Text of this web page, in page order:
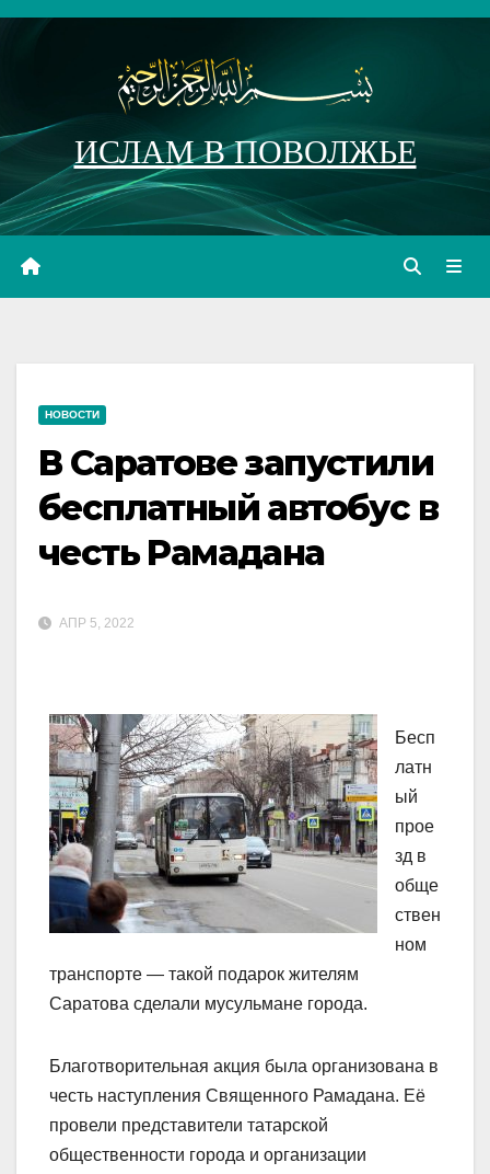
Перейти
ИСЛАМ В ПОВОЛЖЬЕ
НОВОСТИ
В Саратове запустили
бесплатный автобус в
честь Рамадана
АПР 5, 2022
Бесп
латн
ый
прое
зд в
обще
ствен
ном
транспорте — такой подарок жителям
Саратова сделали мусульмане города.
Благотворительная акция была организована в
честь наступления Священного Рамадана. Её
провели представители татарской
общественности города и организации